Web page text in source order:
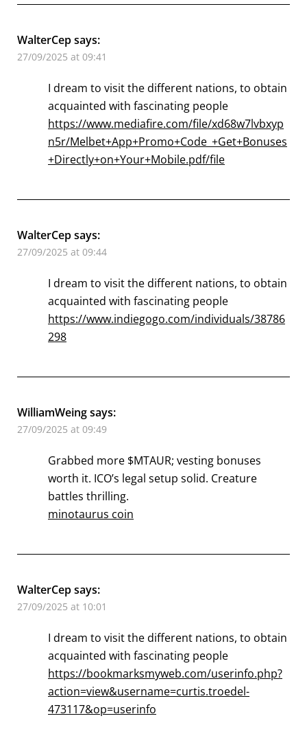
WalterCepsays:
27/09/2025 at 09:41
I dream to visit the different nations, to obtain
acquainted with fascinating people
https://www.mediafire.com/file/xd68w7lvbxyp
n5r/Melbet+App+Promo+Code_+Get+Bonuses
+Directly+on+Your+Mobile.pdf/file
WalterCepsays:
27/09/2025 at 09:44
I dream to visit the different nations, to obtain
acquainted with fascinating people
https://www.indiegogo.com/individuals/38786
298
WilliamWeingsays:
27/09/2025 at 09:49
Grabbed more $MTAUR; vesting bonuses
worth it. ICO’s legal setup solid. Creature
battles thrilling.
minotaurus coin
WalterCepsays:
27/09/2025 at 10:01
I dream to visit the different nations, to obtain
acquainted with fascinating people
https://bookmarksmyweb.com/userinfo.php?
action=view&username=curtis.troedel-
473117&op=userinfo